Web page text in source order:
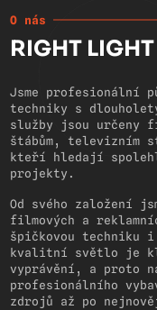
O nás
RIGHT LIGHT
Jsme profesionální
techniky s
služby jsou určeny
štábům, televizním
kteří hledají
projekty.
Od svého založení
filmových a
špičkovou techniku i
kvalitní světlo je
vyprávění, a proto
profesionálního
zdrojů až po